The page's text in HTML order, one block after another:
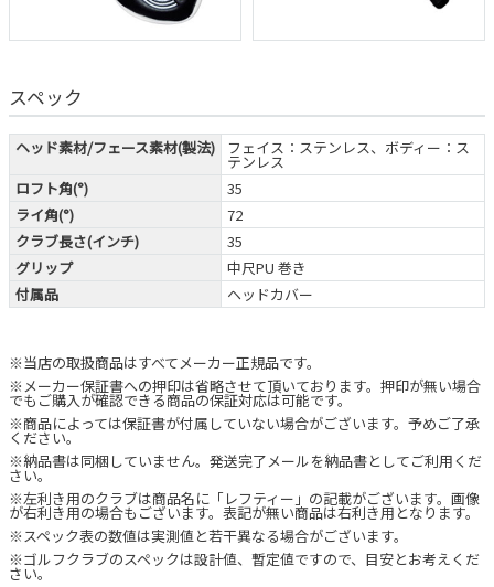
スペック
ヘッド素材/フェース素材(製法) フェイス：ステンレス、ボディー：ス
テンレス
ロフト角(°)
35
ライ角(°)
72
クラブ長さ(インチ)
35
グリップ
中尺PU 巻き
付属品
ヘッドカバー
※当店の取扱商品はすべてメーカー正規品です。
※メーカー保証書への押印は省略させて頂いております。押印が無い場合
でもご購入が確認できる商品の保証対応は可能です。
※商品によっては保証書が付属していない場合がございます。予めご了承
ください。
※納品書は同梱していません。発送完了メールを納品書としてご利用くだ
さい。
※左利き用のクラブは商品名に「レフティー」の記載がございます。画像
が右利き用の場合もございます。表記が無い商品は右利き用となります。
※スペック表の数値は実測値と若干異なる場合がございます。
※ゴルフクラブのスペックは設計値、暫定値ですので、目安とお考えくだ
さい。